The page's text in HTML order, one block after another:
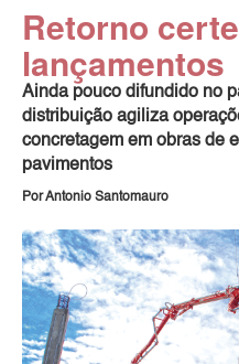
Retorno
lançamentos
Ainda pouco difundido no
distribuição agiliza
concretagem em obras de
pavimentos
Por Antonio Santomauro